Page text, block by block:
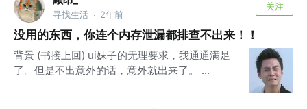
寻找生活 · 2年前
关注
没用的东西，你连个内存泄漏都排查不出来！！
背景 (书接上回) ui妹子的无理要求，我通通满足
了。但是不出意外的话，意外就出来了。 ...